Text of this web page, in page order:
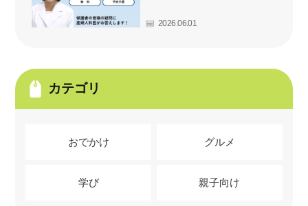
2026.06.01
カテゴリ
おでかけ グルメ
学び 親子向け